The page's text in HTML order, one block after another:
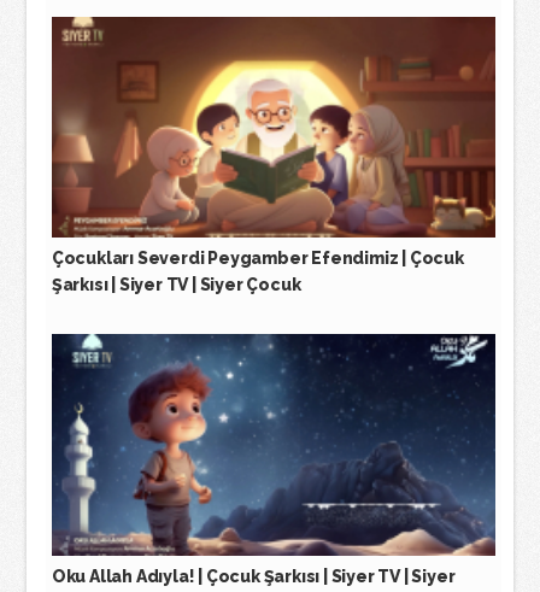
Çocukları Severdi Peygamber Efendimiz | Çocuk
Şarkısı | Siyer TV | Siyer Çocuk
Oku Allah Adıyla! | Çocuk Şarkısı | Siyer TV | Siyer